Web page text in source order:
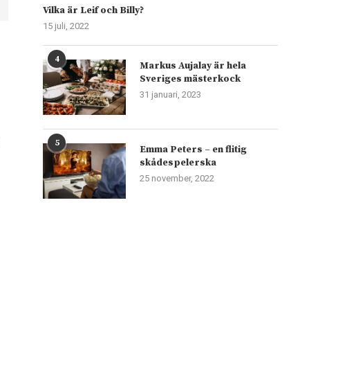
Vilka är Leif och Billy?
15 juli, 2022
4
Markus Aujalay är hela
Sveriges mästerkock
31 januari, 2023
5
Emma Peters – en flitig
skådespelerska
25 november, 2022